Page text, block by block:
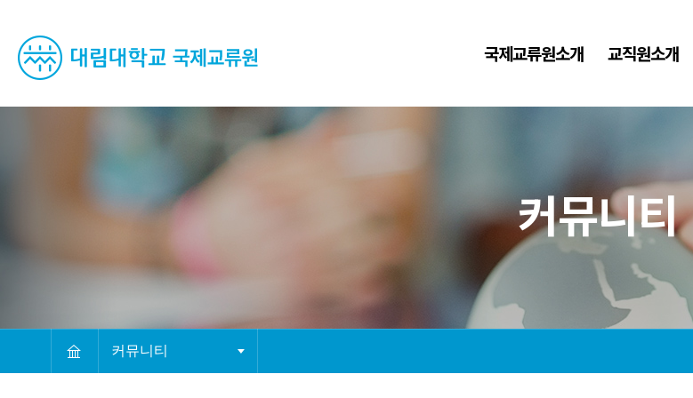
국제교류원소개 교직원소개
커뮤니티
커뮤니티